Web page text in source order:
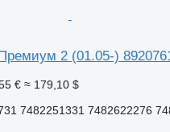
2 (01.05-)
€ ≈ 179,10 $
7482251331 7482622276